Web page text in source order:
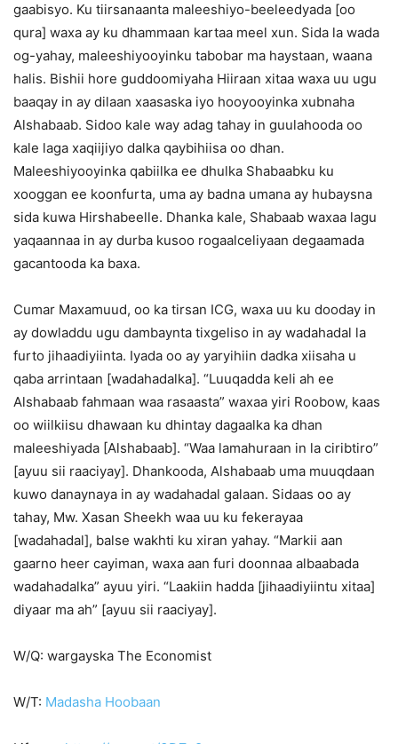
gaabisyo. Ku tiirsanaanta maleeshiyo-beeleedyada [oo
qura] waxa ay ku dhammaan kartaa meel xun. Sida la wada
og-yahay, maleeshiyooyinku tabobar ma haystaan, waana
halis. Bishii hore guddoomiyaha Hiiraan xitaa waxa uu ugu
baaqay in ay dilaan xaasaska iyo hooyooyinka xubnaha
Alshabaab. Sidoo kale way adag tahay in guulahooda oo
kale laga xaqiijiyo dalka qaybihiisa oo dhan.
Maleeshiyooyinka qabiilka ee dhulka Shabaabku ku
xooggan ee koonfurta, uma ay badna umana ay hubaysna
sida kuwa Hirshabeelle. Dhanka kale, Shabaab waxaa lagu
yaqaannaa in ay durba kusoo rogaalceliyaan degaamada
gacantooda ka baxa.
Cumar Maxamuud, oo ka tirsan ICG, waxa uu ku dooday in
ay dowladdu ugu dambaynta tixgeliso in ay wadahadal la
furto jihaadiyiinta. Iyada oo ay yaryihiin dadka xiisaha u
qaba arrintaan [wadahadalka]. “Luuqadda keli ah ee
Alshabaab fahmaan waa rasaasta” waxaa yiri Roobow, kaas
oo wiilkiisu dhawaan ku dhintay dagaalka ka dhan
maleeshiyada [Alshabaab]. “Waa lamahuraan in la ciribtiro”
[ayuu sii raaciyay]. Dhankooda, Alshabaab uma muuqdaan
kuwo danaynaya in ay wadahadal galaan. Sidaas oo ay
tahay, Mw. Xasan Sheekh waa uu ku fekerayaa
[wadahadal], balse wakhti ku xiran yahay. “Markii aan
gaarno heer cayiman, waxa aan furi doonnaa albaabada
wadahadalka” ayuu yiri. “Laakiin hadda [jihaadiyiintu xitaa]
diyaar ma ah” [ayuu sii raaciyay].
W/Q: wargayska The Economist
W/T: Madasha Hoobaan